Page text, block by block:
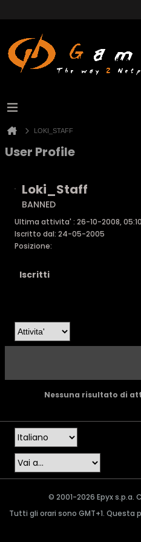
LOKI_STAFF
User Profile
Loki_Staff
BANNED
Ultima attivita' : 26-10-2008, 05:10
Iscritto dal: 24-05-2005
Posizione:
Iscritti
Nessuna risultato di
© 2001-2026 Epyx s.p.a.
Tutti gli orari sono GMT+1.